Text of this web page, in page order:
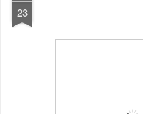
23